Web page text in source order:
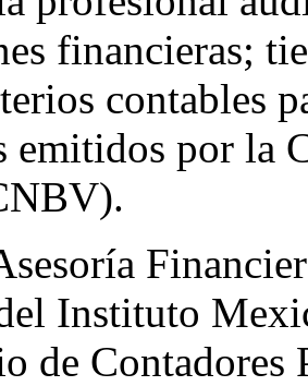
financieras;
contables
emitidos por la
Instituto
de Contadores